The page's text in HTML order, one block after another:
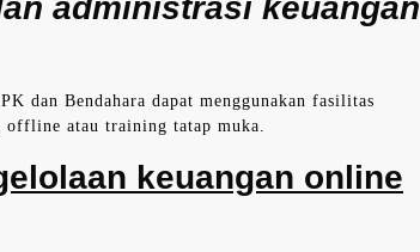
administrasi keuangan
dan Bendahara dapat menggunakan fasilitas
atau training tatap muka.
keuangan online